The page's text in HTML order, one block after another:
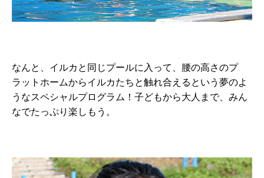
なんと、イルカと同じプールに入って、腰の高さのプ
ラットホームからイルカたちと触れ合えるという夢のよ
うなスペシャルプログラム！子どもから大人まで、みん
なでたっぷり楽しもう。